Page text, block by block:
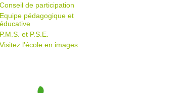
Conseil de participation
Equipe pédagogique et
éducative
P.M.S. et P.S.E.
Visitez l’école en images